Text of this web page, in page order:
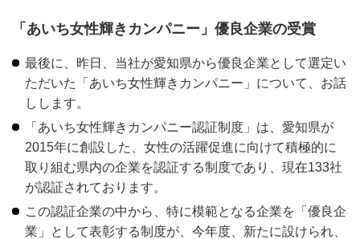
「あいち女性輝きカンパニー」優良企業の受賞
最後に、昨日、当社が愛知県から優良企業として選定い
ただいた「あいち女性輝きカンパニー」について、お話
しします。
「あいち女性輝きカンパニー認証制度」は、愛知県が
2015年に創設した、女性の活躍促進に向けて積極的に
取り組む県内の企業を認証する制度であり、現在133社
が認証されております。
この認証企業の中から、特に模範となる企業を「優良企
業」として表彰する制度が、今年度、新たに設けられ、